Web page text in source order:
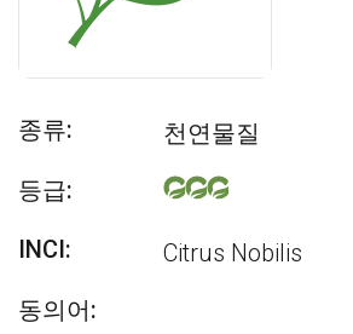
종류:
천연물질
등급:
INCI:
Citrus Nobilis
동의어: